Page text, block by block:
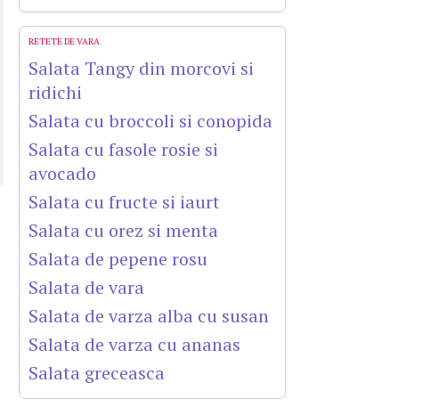
RETETE DE VARA
Salata Tangy din morcovi si
ridichi
Salata cu broccoli si conopida
Salata cu fasole rosie si
avocado
Salata cu fructe si iaurt
Salata cu orez si menta
Salata de pepene rosu
Salata de vara
Salata de varza alba cu susan
Salata de varza cu ananas
Salata greceasca